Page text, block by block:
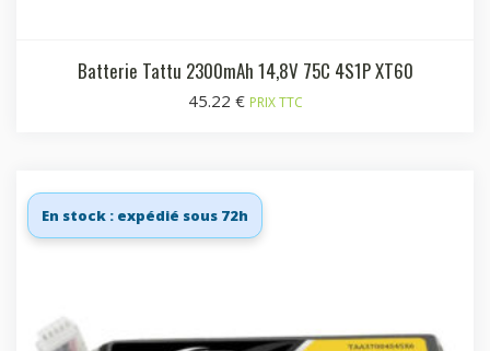
Batterie Tattu 2300mAh 14,8V 75C 4S1P XT60
45.22 € PRIX TTC
En stock : expédié sous 72h